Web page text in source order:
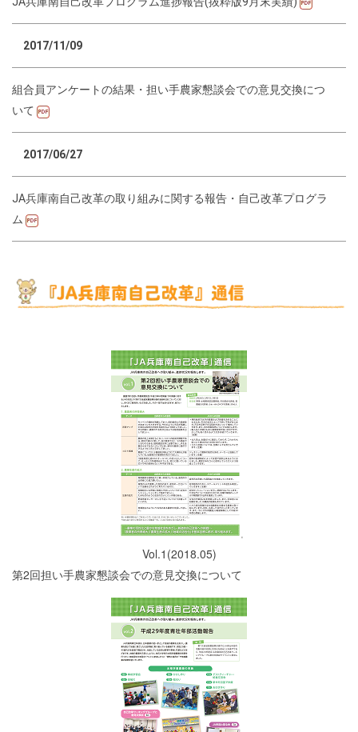
2017/11/09
組合員アンケートの結果・担い手農家懇談会での意見交換につ
いて
2017/06/27
JA兵庫南自己改革の取り組みに関する報告・自己改革プログラ
ム
Vol.1(2018.05)
第2回担い手農家懇談会での意見交換について